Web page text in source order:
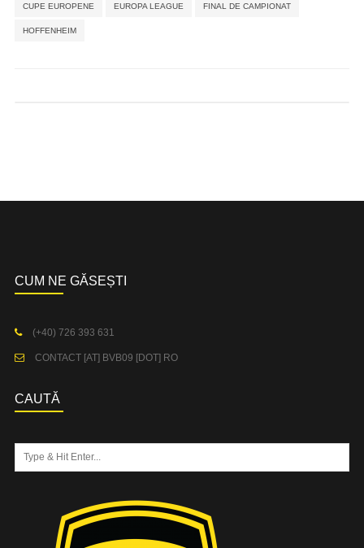
CUPE EUROPENE EUROPA LEAGUE FINAL DE CAMPIONAT
HOFFENHEIM
CUM NE GĂSEȘTI
(+40) 726 393 631
CONTACT [AT] BVB09 [DOT] RO
CAUTĂ